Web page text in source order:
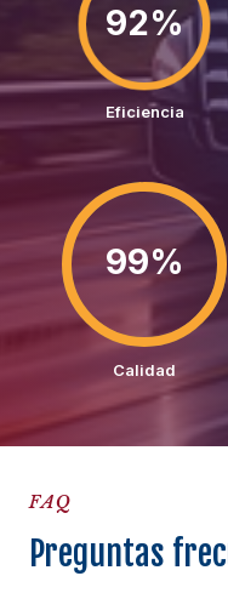
92%
Eficiencia
99%
Calidad
FAQ
Preguntas